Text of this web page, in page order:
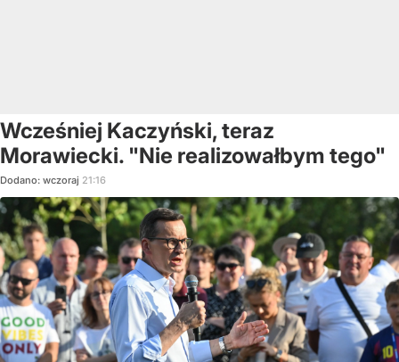
Wcześniej Kaczyński, teraz
Morawiecki. "Nie realizowałbym tego"
Dodano: wczoraj 21:16